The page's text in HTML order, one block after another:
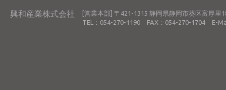
興和産業株式会社
[営業本部] 〒421-1315 静岡県静岡市葵区富厚里
TEL：054-270-1190 FAX：054-270-1704 E-